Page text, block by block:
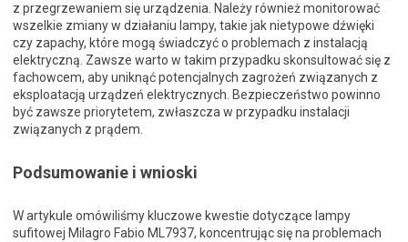
z przegrzewaniem się urządzenia. Należy również monitorować
wszelkie zmiany w działaniu lampy, takie jak nietypowe dźwięki
czy zapachy, które mogą świadczyć o problemach z instalacją
elektryczną. Zawsze warto w takim przypadku skonsultować się z
fachowcem, aby uniknąć potencjalnych zagrożeń związanych z
eksploatacją urządzeń elektrycznych. Bezpieczeństwo powinno
być zawsze priorytetem, zwłaszcza w przypadku instalacji
związanych z prądem.
Podsumowanie i wnioski
W artykule omówiliśmy kluczowe kwestie dotyczące lampy
sufitowej Milagro Fabio ML7937, koncentrując się na problemach